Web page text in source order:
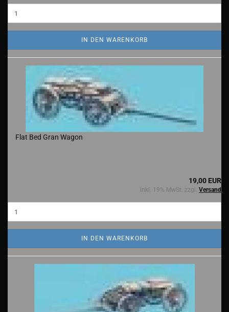
IN DEN WARENKORB
Flat Bed Gran Wagon
19,00 EUR
inkl. 19% MwSt. zzgl. Versand
IN DEN WARENKORB